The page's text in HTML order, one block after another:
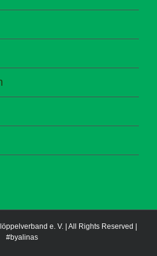
e. V. | All Rights Reserved |
#byalinas